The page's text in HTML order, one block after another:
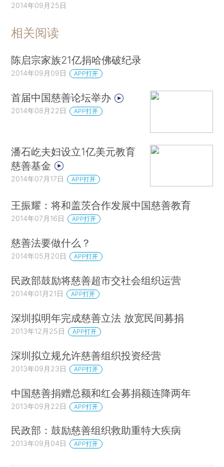
2014年09月25日
相关阅读
陈启宗家族21亿捐哈佛破纪录
2014年09月09日 APP打开
首届中国慈善论坛举办
2014年08月22日 APP打开
潘石屹夫妇设立1亿美元教育
慈善基金
2014年07月17日 APP打开
王振耀：将和盖茨合作发展中国慈善教育
2014年07月16日 APP打开
慈善法要做什么？
2014年05月20日 APP打开
民政部鼓励将慈善超市交社会组织运营
2014年01月21日 APP打开
深圳拟明年完成慈善立法 放宽民间募捐
2013年12月25日 APP打开
深圳拟立规允许慈善组织投资经营
2013年09月23日 APP打开
中国慈善捐赠总额和红会募捐额连降两年
2013年09月22日 APP打开
民政部：鼓励慈善组织救助重特大疾病
2013年09月04日 APP打开